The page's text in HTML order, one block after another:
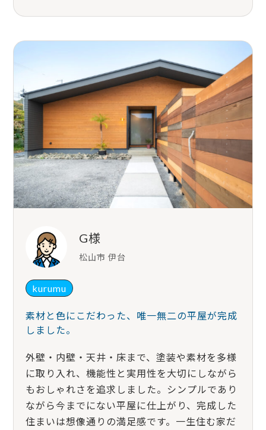
G様
松山市 伊台
kurumu
素材と色にこだわった、唯一無二の平屋が完成
しました。
外壁・内壁・天井・床まで、塗装や素材を多様
に取り入れ、機能性と実用性を大切にしながら
もおしゃれさを追求しました。シンプルであり
ながら今までにない平屋に仕上がり、完成した
住まいは想像通りの満足感です。一生住む家だ